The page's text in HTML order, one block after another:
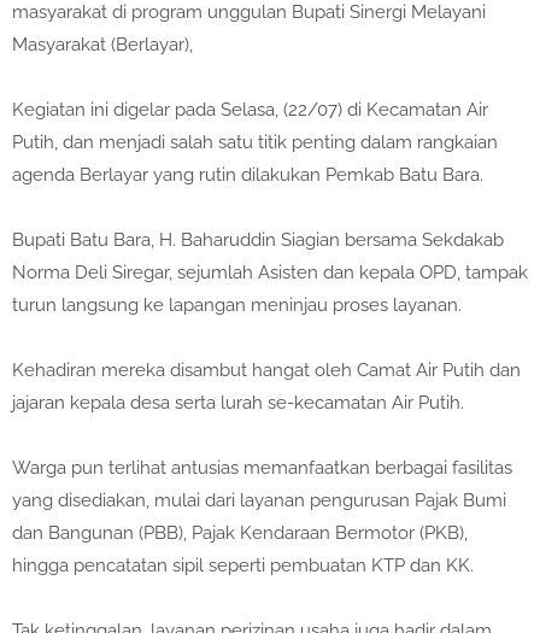
masyarakat di program unggulan Bupati Sinergi Melayani
Masyarakat (Berlayar),
Kegiatan ini digelar pada Selasa, (22/07) di Kecamatan Air
Putih, dan menjadi salah satu titik penting dalam rangkaian
agenda Berlayar yang rutin dilakukan Pemkab Batu Bara.
Bupati Batu Bara, H. Baharuddin Siagian bersama Sekdakab
Norma Deli Siregar, sejumlah Asisten dan kepala OPD, tampak
turun langsung ke lapangan meninjau proses layanan.
Kehadiran mereka disambut hangat oleh Camat Air Putih dan
jajaran kepala desa serta lurah se-kecamatan Air Putih.
Warga pun terlihat antusias memanfaatkan berbagai fasilitas
yang disediakan, mulai dari layanan pengurusan Pajak Bumi
dan Bangunan (PBB), Pajak Kendaraan Bermotor (PKB),
hingga pencatatan sipil seperti pembuatan KTP dan KK.